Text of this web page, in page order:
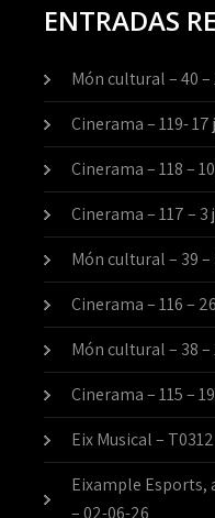
ENTRADAS
Món cultural – 40
Cinerama – 119-
Cinerama – 118 –
Cinerama – 117 –
Món cultural – 39
Cinerama – 116 –
Món cultural – 38 –
Cinerama – 115 –
Eix Musical –
Eixample Esports,
– 02-06-26